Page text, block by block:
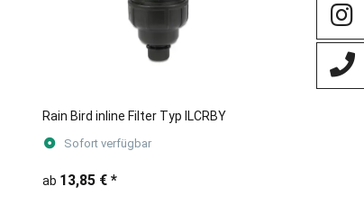
Rain Bird inline Filter Typ ILCRBY
Sofort verfügbar
ab 13,85 € *